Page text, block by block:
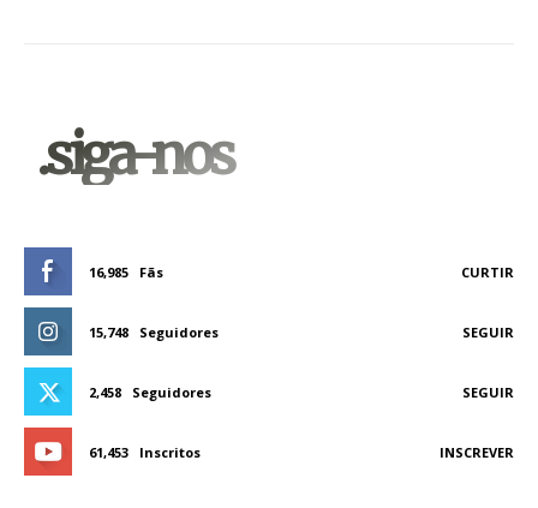
.siga-nos
16,985 Fãs CURTIR
15,748 Seguidores SEGUIR
2,458 Seguidores SEGUIR
61,453 Inscritos INSCREVER